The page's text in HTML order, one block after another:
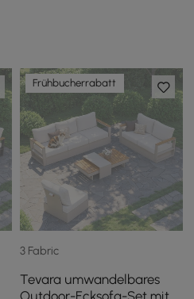
Frühbucherrabatt
3 Fabric
Tevara umwandelbares
Outdoor-Ecksofa-Set mit